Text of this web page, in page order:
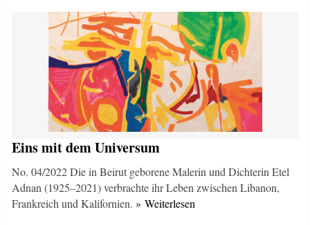
Eins mit dem Universum
No. 04/2022 Die in Beirut geborene Malerin und Dichterin Etel
Adnan (1925–2021) verbrachte ihr Leben zwischen Libanon,
Frankreich und Kalifornien.» Weiterlesen